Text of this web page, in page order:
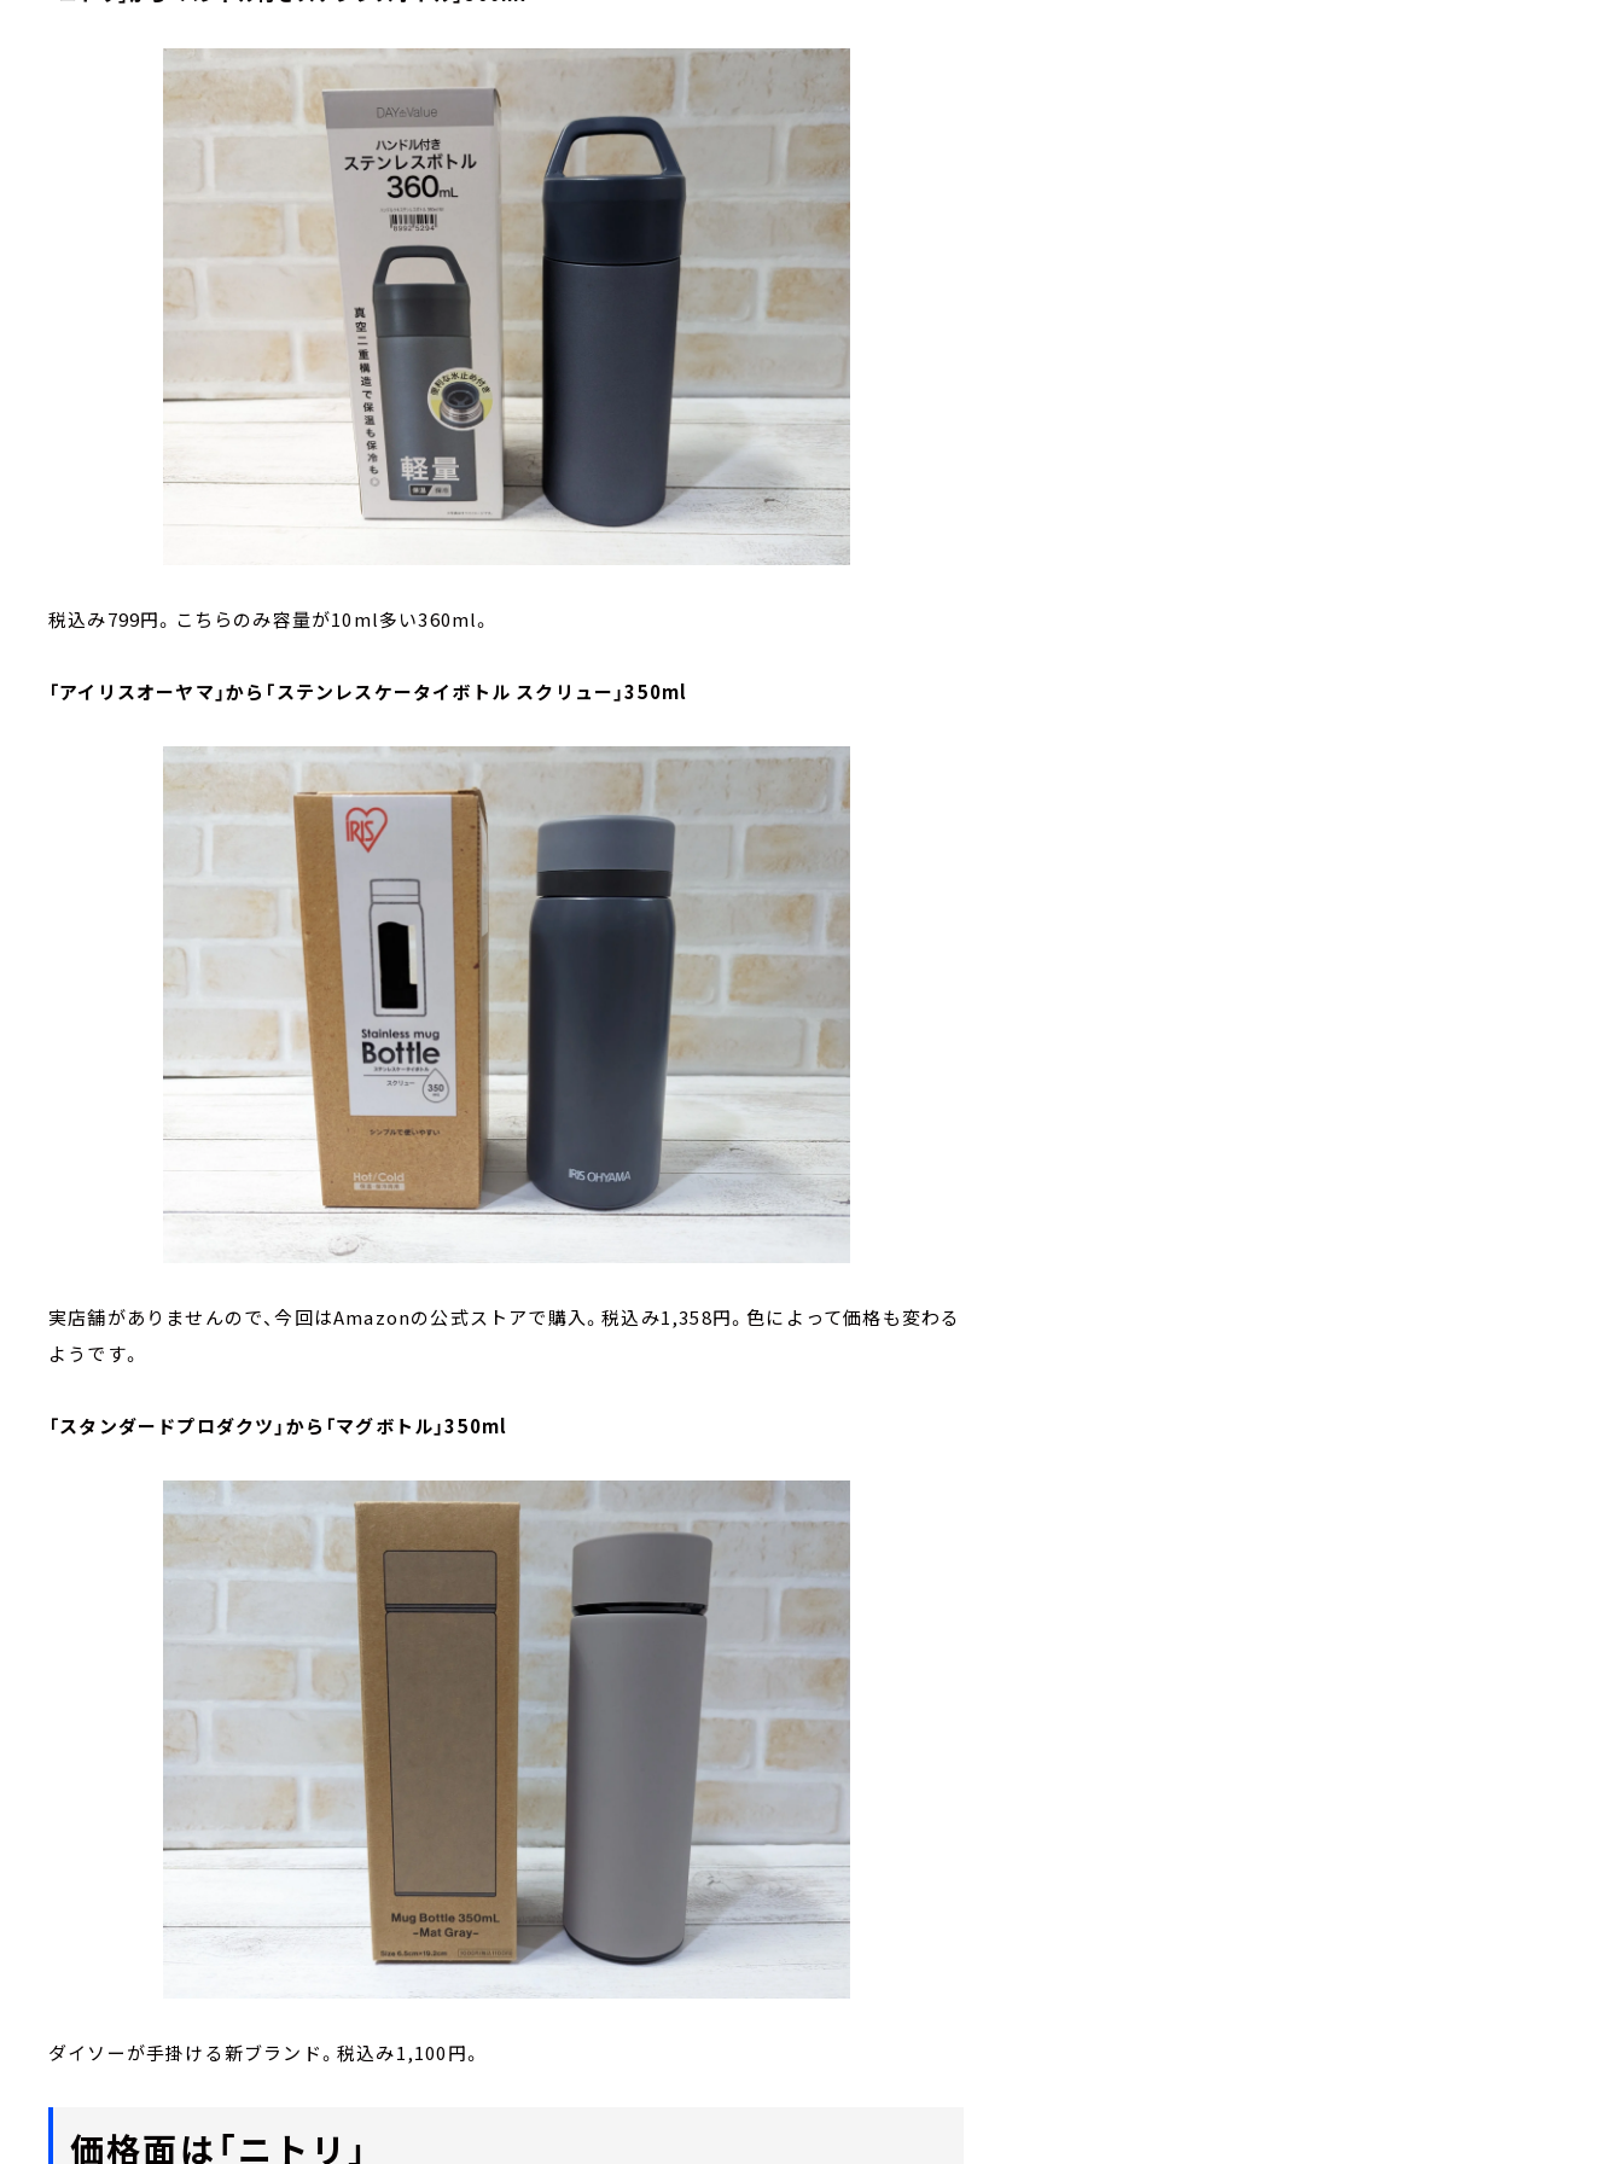
税込み799円。こちらのみ容量が10ml多い360ml。
「アイリスオーヤマ」から「ステンレスケータイボトル スクリュー」350ml
実店舗がありませんので、今回はAmazonの公式ストアで購入。税込み1,358円。色によって価格も変わる
ようです。
「スタンダードプロダクツ」から「マグボトル」350ml
ダイソーが手掛ける新ブランド。税込み1,100円。
価格面は「ニトリ」